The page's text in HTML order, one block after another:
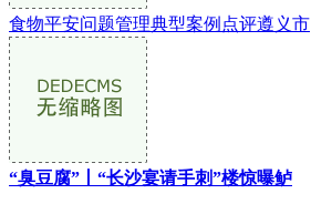
食物平安问题管理典型案例点评遵义市
“臭豆腐”丨“长沙宴请手刺”楼惊曝鲈